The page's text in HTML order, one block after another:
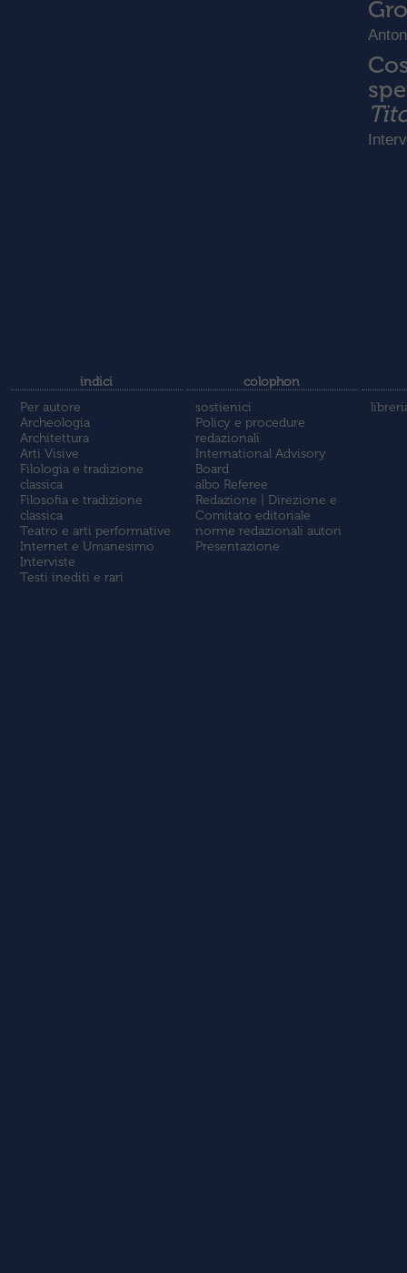
indici
Per autore
Archeologia
Architettura
Arti Visive
Filologia e tradizione
classica
Filosofia e tradizione
classica
Teatro e arti performative
Internet e Umanesimo
Interviste
Testi inediti e rari
colophon
sostienici
Policy e procedure
redazionali
International Advisory
Board
albo Referee
Redazione | Direzione e
Comitato editoriale
norme redazionali autori
Presentazione